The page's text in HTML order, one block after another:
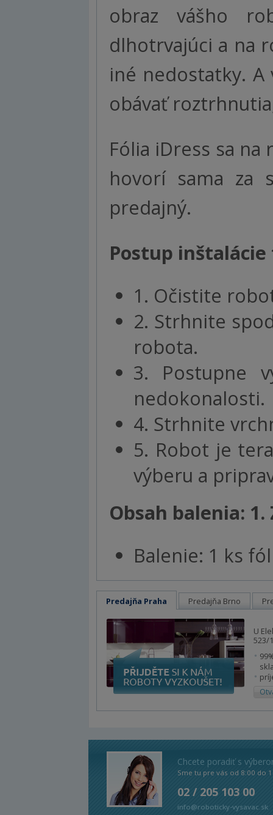
obraz vášho
dlhotrvajúci a na
iné nedostatky.
obávať
Fólia iDress sa
hovorí sama za
predajný.
Postup
1. Očistite
2. Strhnite
robota.
3. Postupne
nedokonalosti.
4. Strhnite
5. Robot je
výberu a
Obsah balenia:
Balenie: 1 ks
Predajňa Praha Predajňa Brno
U
523/
Chcete poradiť s
Sme tu pre vás od 8:00 do
02 / 205 103 00
info@roboticky-vysavac.sk